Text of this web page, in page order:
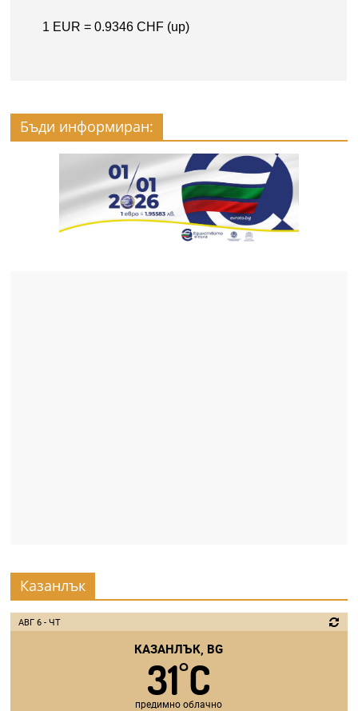
Бъди информиран:
Казанлък
АВГ 6 - ЧТ
КАЗАНЛЪК, BG
31°C
предимно облачно